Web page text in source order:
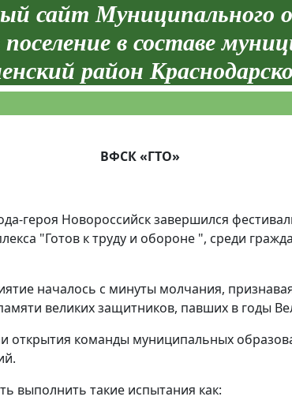
сайт Муниципального
в составе
район
ВФСК «ГТО»
героя Новороссийск завершился
"Готов к труду и обороне ", среди
началось с минуты молчания,
великих защитников, павших в годы
открытия команды муниципальных
выполнить такие испытания как: